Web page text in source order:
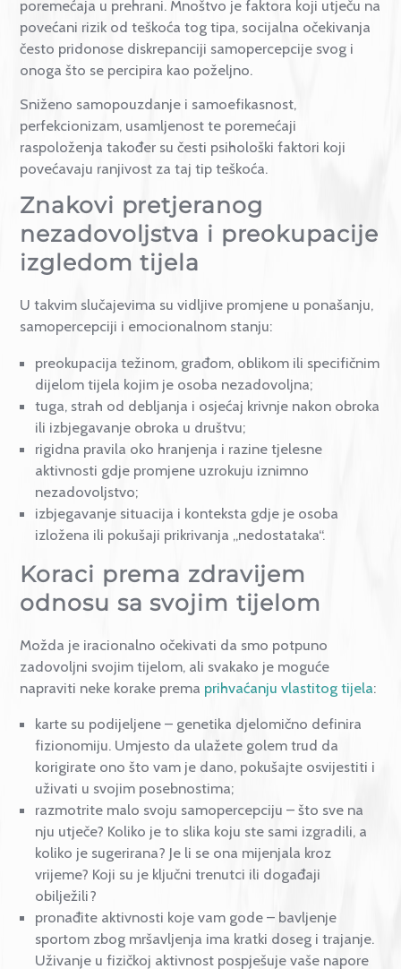
sliku o vlastitom tijelu
Čini se stoga važno posvetiti vrijeme i prostor
poremećaja u prehrani. Mnoštvo je faktora koji
povećani rizik od teškoća tog tipa, socijalna
često pridonose diskrepanciji samopercepcije svog i
onoga što se percipira kao poželjno.
Sniženo samopouzdanje i samoefikasnost,
perfekcionizam, usamljenost te poremećaji
raspoloženja također su česti psihološki faktori koji
Znakovi pretjeranog
nezadovoljstva i
izgledom tijela
U takvim slučajevima su vidljive promjene u
samopercepciji i emocionalnom stanju:
preokupacija težinom, građom, oblikom ili
dijelom tijela kojim je osoba nezadovoljna;
ili izbjegavanje obroka u društvu;
rigidna pravila oko hranjenja i razine tjelesne
nezadovoljstvo;
izbjegavanje situacija i konteksta gdje je osoba
izložena ili pokušaji prikrivanja „nedostataka“.
Koraci prema zdravijem
odnosu sa svojim tijelom
Možda je iracionalno očekivati da smo potpuno
zadovoljni svojim tijelom, ali svakako je moguće
napraviti neke korake premaprihvaćanju vlastitog
karte su podijeljene – genetika djelomično definira
fizionomiju. Umjesto da ulažete golem trud da
korigirate ono što vam je dano, pokušajte